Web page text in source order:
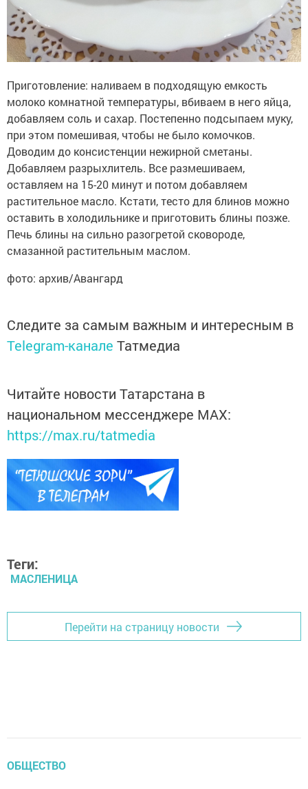
Приготовление: наливаем в подходящую емкость
молоко комнатной температуры, вбиваем в него яйца,
добавляем соль и сахар. Постепенно подсыпаем муку,
при этом помешивая, чтобы не было комочков.
Доводим до консистенции нежирной сметаны.
Добавляем разрыхлитель. Все размешиваем,
оставляем на 15-20 минут и потом добавляем
растительное масло. Кстати, тесто для блинов можно
оставить в холодильнике и приготовить блины позже.
Печь блины на сильно разогретой сковороде,
смазанной растительным маслом.
фото: архив/Авангард
Следите за самым важным и интересным в
Telegram-канале Татмедиа
Читайте новости Татарстана в
национальном мессенджере MАХ:
https://max.ru/tatmedia
Теги:
МАСЛЕНИЦА
Перейти на страницу новости
ОБЩЕСТВО